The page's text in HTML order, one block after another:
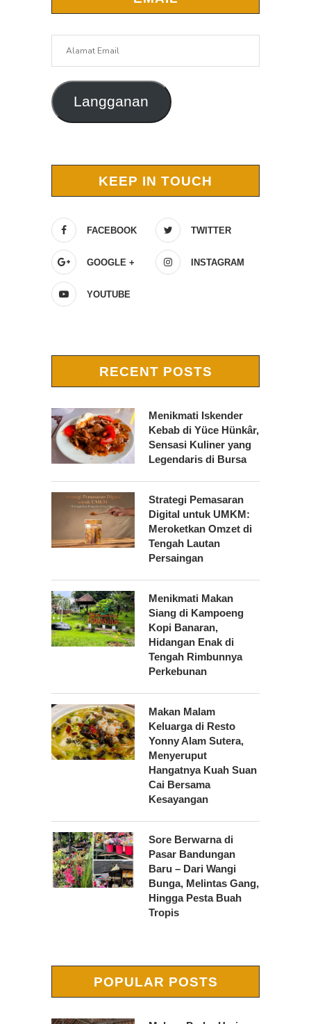
Langganan
KEEP IN TOUCH
FACEBOOK TWITTER
GOOGLE + INSTAGRAM
YOUTUBE
RECENT POSTS
Menikmati Iskender
Kebab di Yüce Hünkâr,
Sensasi Kuliner yang
Legendaris di Bursa
Strategi Pemasaran
Digital untuk UMKM:
Meroketkan Omzet di
Tengah Lautan
Persaingan
Menikmati Makan
Siang di Kampoeng
Kopi Banaran,
Hidangan Enak di
Tengah Rimbunnya
Perkebunan
Makan Malam
Keluarga di Resto
Yonny Alam Sutera,
Menyeruput
Hangatnya Kuah Suan
Cai Bersama
Kesayangan
Sore Berwarna di
Pasar Bandungan
Baru – Dari Wangi
Bunga, Melintas Gang,
Hingga Pesta Buah
Tropis
POPULAR POSTS